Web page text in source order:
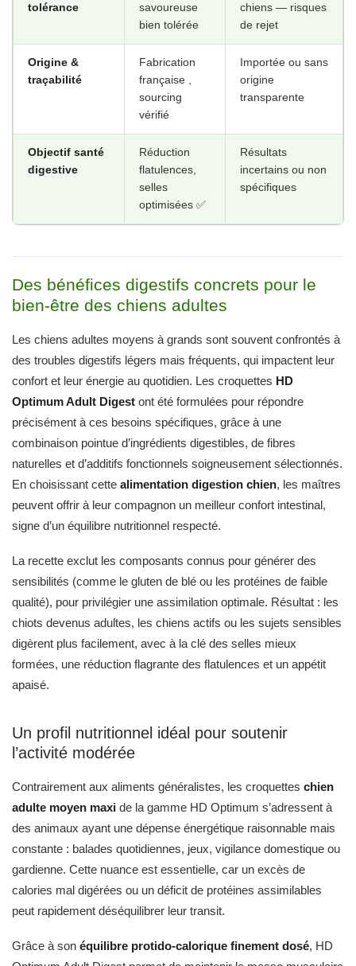
tolérance
savoureuse
bien tolérée
chiens — risques
de rejet
Origine &
traçabilité
Fabrication
française ,
sourcing
vérifié
Importée ou sans
origine
transparente
Objectif santé
digestive
Réduction
flatulences,
selles
optimisées ✅
Résultats
incertains ou non
spécifiques
Des bénéfices digestifs concrets pour le
bien-être des chiens adultes
Les chiens adultes moyens à grands sont souvent confrontés à
des troubles digestifs légers mais fréquents, qui impactent leur
confort et leur énergie au quotidien. Les croquettes HD
Optimum Adult Digest ont été formulées pour répondre
précisément à ces besoins spécifiques, grâce à une
combinaison pointue d’ingrédients digestibles, de fibres
naturelles et d’additifs fonctionnels soigneusement sélectionnés.
En choisissant cette alimentation digestion chien, les maîtres
peuvent offrir à leur compagnon un meilleur confort intestinal,
signe d’un équilibre nutritionnel respecté.
La recette exclut les composants connus pour générer des
sensibilités (comme le gluten de blé ou les protéines de faible
qualité), pour privilégier une assimilation optimale. Résultat : les
chiots devenus adultes, les chiens actifs ou les sujets sensibles
digèrent plus facilement, avec à la clé des selles mieux
formées, une réduction flagrante des flatulences et un appétit
apaisé.
Un profil nutritionnel idéal pour soutenir
l’activité modérée
Contrairement aux aliments généralistes, les croquettes chien
adulte moyen maxi de la gamme HD Optimum s’adressent à
des animaux ayant une dépense énergétique raisonnable mais
constante : balades quotidiennes, jeux, vigilance domestique ou
gardienne. Cette nuance est essentielle, car un excès de
calories mal digérées ou un déficit de protéines assimilables
peut rapidement déséquilibrer leur transit.
Grâce à son équilibre protido-calorique finement dosé, HD